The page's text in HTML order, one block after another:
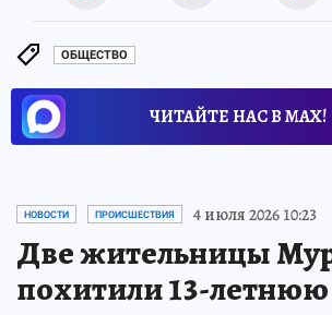
ОБЩЕСТВО
ЧИТАЙТЕ НАС В МАХ!
НОВОСТИ ПРОИСШЕСТВИЯ 4 июля 2026 10:23
Две жительницы
похитили 13-